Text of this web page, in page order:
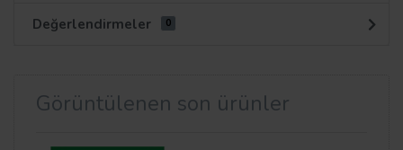
Değerlendirmeler 0
Görüntülenen son ürünler